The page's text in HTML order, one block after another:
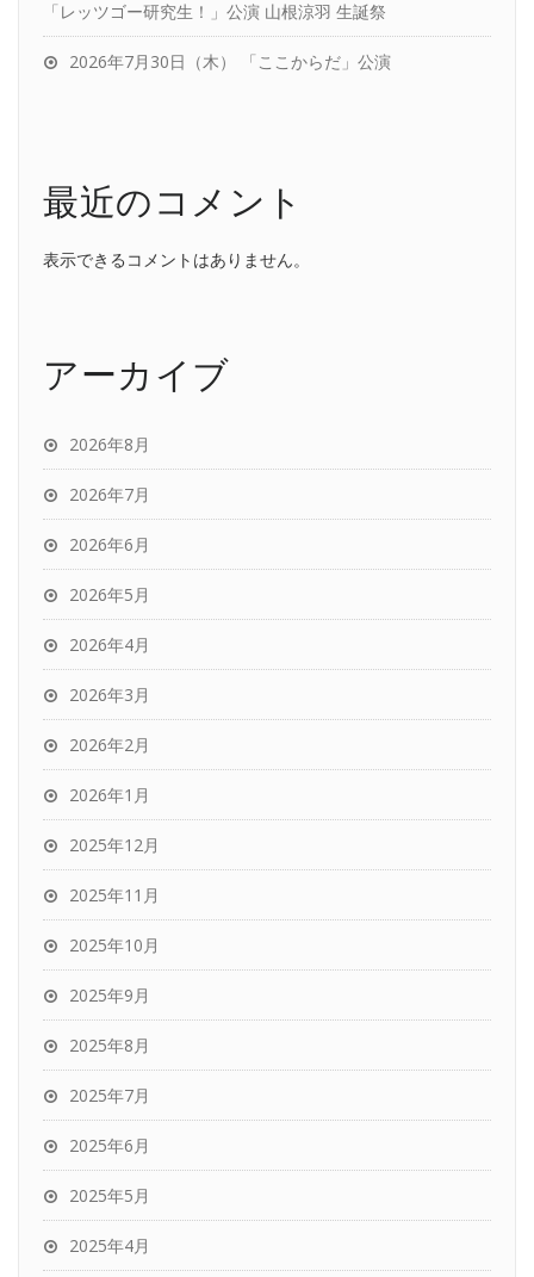
「レッツゴー研究生！」公演 山根涼羽 生誕祭
2026年7月30日（木） 「ここからだ」公演
最近のコメント
表示できるコメントはありません。
アーカイブ
2026年8月
2026年7月
2026年6月
2026年5月
2026年4月
2026年3月
2026年2月
2026年1月
2025年12月
2025年11月
2025年10月
2025年9月
2025年8月
2025年7月
2025年6月
2025年5月
2025年4月